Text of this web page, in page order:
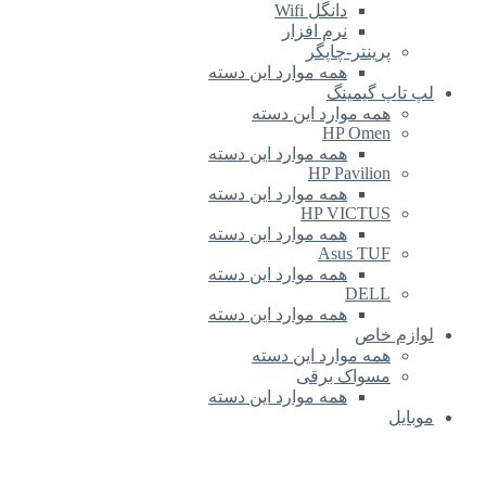
دانگل Wifi
نرم افزار
پرینتر-چاپگر
همه موارد این دسته
لپ تاپ گیمینگ
همه موارد این دسته
HP Omen
همه موارد این دسته
HP Pavilion
همه موارد این دسته
HP VICTUS
همه موارد این دسته
Asus TUF
همه موارد این دسته
DELL
همه موارد این دسته
لوازم خاص
همه موارد این دسته
مسواک برقی
همه موارد این دسته
موبایل